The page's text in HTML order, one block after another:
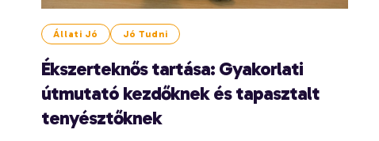
Állati Jó Jó Tudni
Ékszerteknős tartása: Gyakorlati
útmutató kezdőknek és tapasztalt
tenyésztőknek